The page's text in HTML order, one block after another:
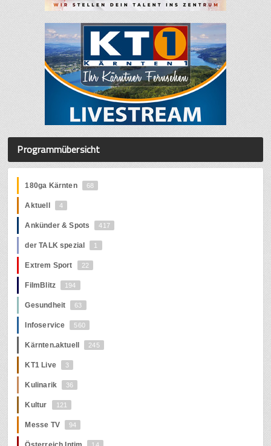
Programmübersicht
180ga Kärnten 68
Aktuell 4
Ankünder & Spots 417
der TALK spezial 1
Extrem Sport 22
FilmBlitz 194
Gesundheit 63
Infoservice 560
Kärnten.aktuell 245
KT1 Live 3
Kulinarik 36
Kultur 121
Messe TV 94